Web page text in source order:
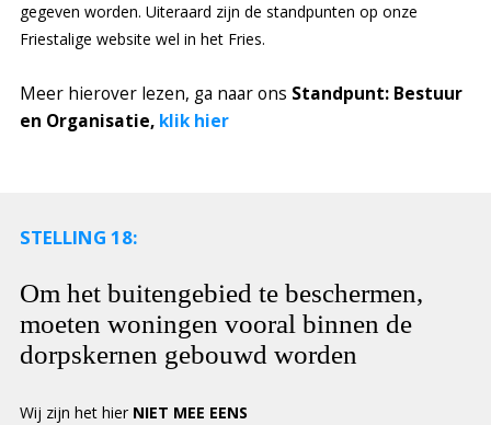
gegeven worden. Uiteraard zijn de standpunten op onze
Friestalige website wel in het Fries.
Meer hierover lezen, ga naar ons Standpunt: Bestuur
en Organisatie, klik hier
STELLING 18:
Om het buitengebied te beschermen,
moeten woningen vooral binnen de
dorpskernen gebouwd worden
Wij zijn het hier NIET MEE EENS